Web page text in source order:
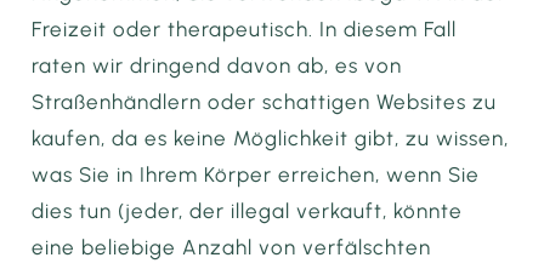
Freizeit oder therapeutisch. In diesem Fall
raten wir dringend davon ab, es von
Straßenhändlern oder schattigen Websites zu
kaufen, da es keine Möglichkeit gibt, zu wissen,
was Sie in Ihrem Körper erreichen, wenn Sie
dies tun (jeder, der illegal verkauft, könnte
eine beliebige Anzahl von verfälschten